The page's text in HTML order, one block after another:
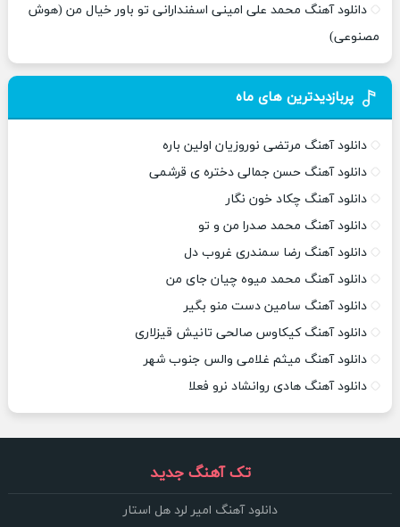
دانلود آهنگ محمد علی امینی اسفندارانی تو باور خیال من (هوش
مصنوعی)
پربازدیدترین های ماه
دانلود آهنگ مرتضی نوروزیان اولین باره
دانلود آهنگ حسن جمالی دختره ی قرشمی
دانلود آهنگ چکاد خون نگار
دانلود آهنگ محمد صدرا من و تو
دانلود آهنگ رضا سمندری غروب دل
دانلود آهنگ محمد میوه چیان جای من
دانلود آهنگ سامین دست منو بگیر
دانلود آهنگ کیکاوس صالحی تانیش قیزلاری
دانلود آهنگ میثم غلامی والس جنوب شهر
دانلود آهنگ هادی روانشاد نرو فعلا
تک آهنگ جدید
دانلود آهنگ امیر لرد هل استار